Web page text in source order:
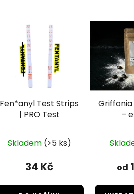
Fen*anyl Test Strips
| PRO Test
hodnocení
produktu
5,0
Skladem (>5 ks)
34 Kč
–
od